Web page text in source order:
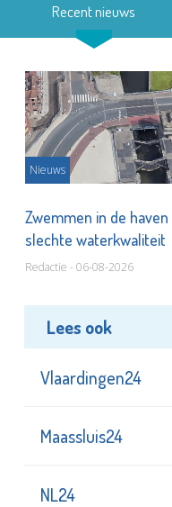
Recent nieuws
Nieuws
Zwemmen in de
slechte waterkwaliteit
Redactie - 06-08-2026
Lees ook
Vlaardingen24
Maassluis24
NL24